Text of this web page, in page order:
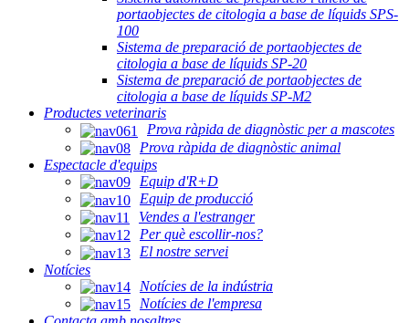
portaobjectes de citologia a base de líquids SPS-
100
Sistema de preparació de portaobjectes de
citologia a base de líquids SP-20
Sistema de preparació de portaobjectes de
citologia a base de líquids SP-M2
Productes veterinaris
Prova ràpida de diagnòstic per a mascotes
Prova ràpida de diagnòstic animal
Espectacle d'equips
Equip d'R+D
Equip de producció
Vendes a l'estranger
Per què escollir-nos?
El nostre servei
Notícies
Notícies de la indústria
Notícies de l'empresa